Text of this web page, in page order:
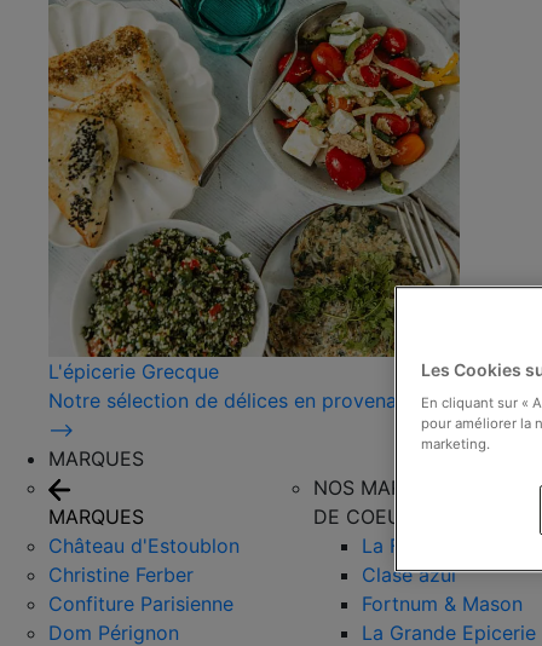
L'épicerie Grecque
Notre sélection de délices en provenance de Grèce !
⟶
MARQUES
MARQUES
Château d'Estoublon
Christine Ferber
Confiture Parisienne
Dom Pérignon
NOS MARQUES COUPS
DE COEUR
La Favorita
Clase azul
Fortnum & Mason
La Grande Epicerie
Les Cookies
En cliquant sur «
pour améliorer la
marketing.